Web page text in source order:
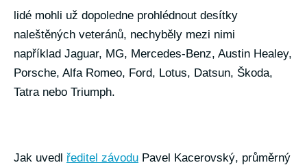
lidé mohli už dopoledne prohlédnout desítky
naleštěných veteránů, nechyběly mezi nimi
například Jaguar, MG, Mercedes-Benz, Austin Healey,
Porsche, Alfa Romeo, Ford, Lotus, Datsun, Škoda,
Tatra nebo Triumph.
Jak uvedl ředitel závodu Pavel Kacerovský, průměrný